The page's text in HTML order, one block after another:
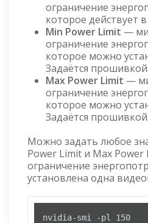
ограничение
которое действует
Min Power Limit —
ограничение
которое можно
Задаётся прошивкой.
Max Power Limit —
ограничение
которое можно
Задаётся прошивкой.
Можно задать любое
Power Limit и Max
ограничение
установлена одна
nvidia-smi -pl 150